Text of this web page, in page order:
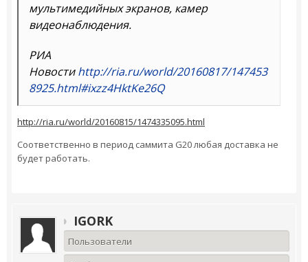
мультимедийных экранов, камер
видеонаблюдения.
РИА
Новостиhttp://ria.ru/world/20160817/147453
8925.html#ixzz4HktKe26Q
http://ria.ru/world/20160815/1474335095.html
Соответственно в период саммита G20 любая доставка не
будет работать.
IGORK
Пользователи